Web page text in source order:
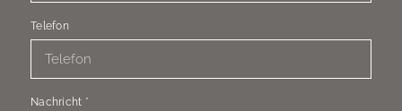
Telefon
Nachricht *